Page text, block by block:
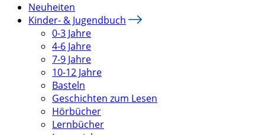
Neuheiten
Kinder- & Jugendbuch
0-3 Jahre
4-6 Jahre
7-9 Jahre
10-12 Jahre
Basteln
Geschichten zum Lesen
Hörbücher
Lernbücher